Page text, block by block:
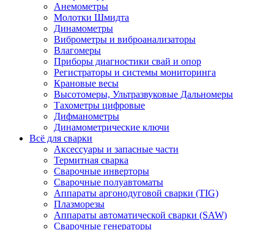
Анемометры
Молотки Шмидта
Динамометры
Виброметры и виброанализаторы
Влагомеры
Приборы диагностики свай и опор
Регистраторы и системы мониторинга
Крановые весы
Высотомеры, Ультразвуковые Дальномеры
Тахометры цифровые
Дифманометры
Динамометрические ключи
Всё для сварки
Аксессуары и запасные части
Термитная сварка
Сварочные инверторы
Сварочные полуавтоматы
Аппараты аргонодуговой сварки (TIG)
Плазморезы
Аппараты автоматической сварки (SAW)
Сварочные генераторы